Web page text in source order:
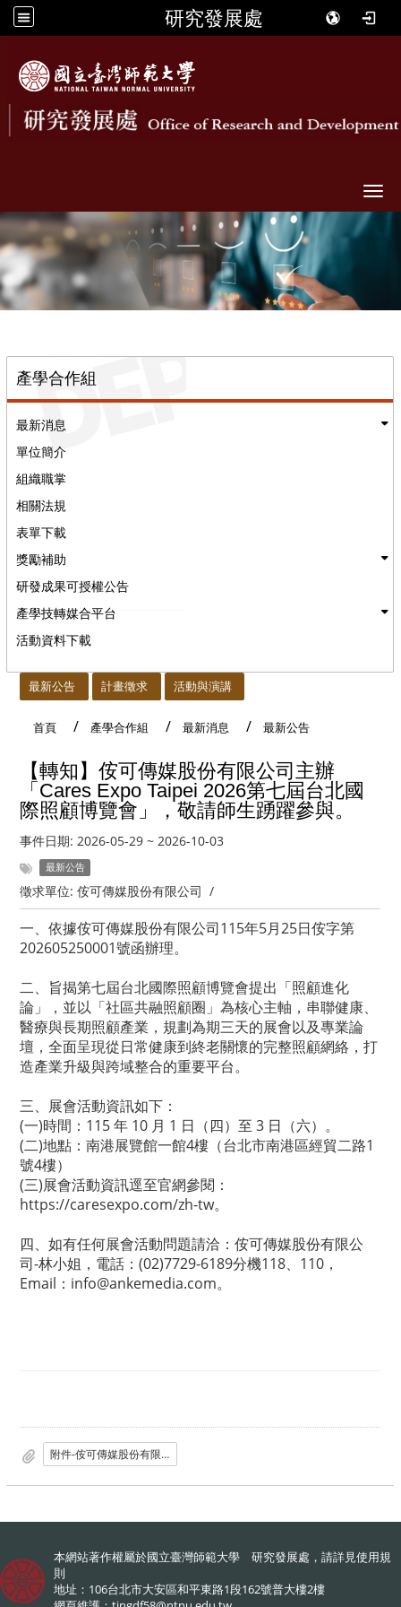
研究發展處
產學合作組
最新消息
單位簡介
組織職掌
相關法規
表單下載
獎勵補助
研發成果可授權公告
產學技轉媒合平台
活動資料下載
最新公告 計畫徵求 活動與演講
首頁 產學合作組 最新消息 最新公告
【轉知】侒可傳媒股份有限公司主辦
「Cares Expo Taipei 2026第七屆台北國
際照顧博覽會」，敬請師生踴躍參與。
事件日期: 2026-05-29 ~ 2026-10-03
最新公告
徵求單位: 侒可傳媒股份有限公司 /
一、依據侒可傳媒股份有限公司115年5月25日侒字第
202605250001號函辦理。
二、旨揭第七屆台北國際照顧博覽會提出「照顧進化
論」，並以「社區共融照顧圈」為核心主軸，串聯健康、
醫療與長期照顧產業，規劃為期三天的展會以及專業論
壇，全面呈現從日常健康到終老關懷的完整照顧網絡，打
造產業升級與跨域整合的重要平台。
三、展會活動資訊如下：
(一)時間：115 年 10 月 1 日（四）至 3 日（六）。
(二)地點：南港展覽館一館4樓（台北市南港區經貿二路1
號4樓）
(三)展會活動資訊逕至官網參閱：
https://caresexpo.com/zh-tw。
四、如有任何展會活動問題請洽：侒可傳媒股份有限公
司-林小姐，電話：(02)7729-6189分機118、110，
Email：info@ankemedia.com。
附件-侒可傳媒股份有限公司函_含相關附件_.pdf
本網站著作權屬於國立臺灣師範大學 研究發展處，請詳見使用規
則
地址：106台北市大安區和平東路1段162號普大樓2樓